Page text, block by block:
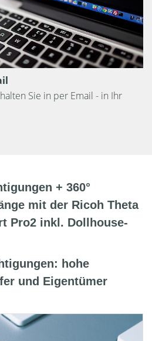
Sie in per Email - in Ihr
+ 360°
mit der Ricoh Theta
Pro2 inkl. Dollhouse-
hohe
und Eigentümer